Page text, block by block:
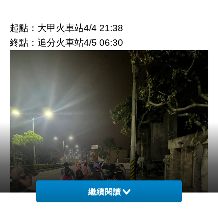
起點：大甲火車站4/4 21:38
終點：追分火車站4/5 06:30
繼續閱讀